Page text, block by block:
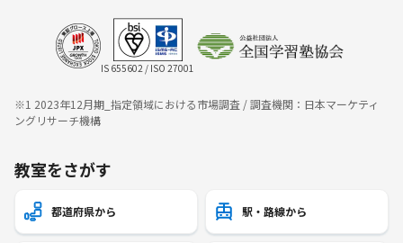
IS 655602 / ISO 27001
※1 2023年12月期_指定領域における市場調査 / 調査機関：日本マーケティ
ングリサーチ機構
教室をさがす
都道府県から 駅・路線から